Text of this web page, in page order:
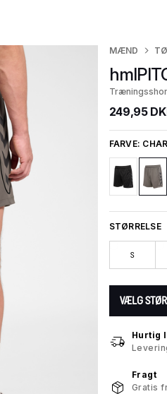
MÆND
249,95
FARVE:
STØRRELSE
S
VÆLG
Hurtig
Fragt
Gratis